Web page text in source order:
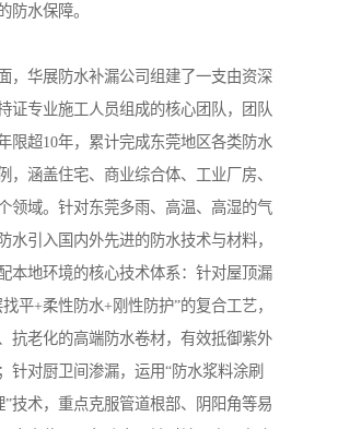
防水保障。
，华展防水补漏公司组建了一支由资深
证专业施工人员组成的核心团队，团队
限超10年，累计完成东莞地区各类防水
，涵盖住宅、商业综合体、工业厂房、
领域。针对东莞多雨、高温、高湿的气
水引入国内外先进的防水技术与材料，
本地环境的核心技术体系：针对屋顶漏
平+柔性防水+刚性防护”的复合工艺，
抗老化的高端防水卷材，有效抵御紫外
针对厨卫间渗漏，运用“防水浆料涂刷
技术，重点克服管道根部、阴阳角等易